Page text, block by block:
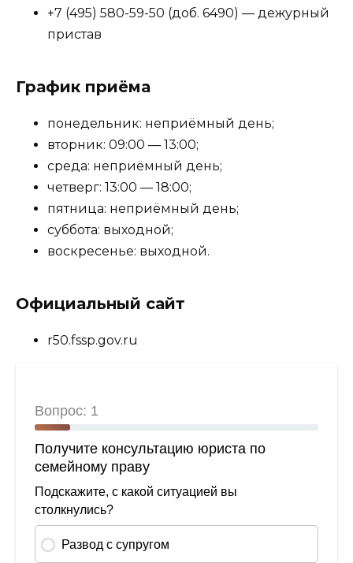
+7 (495) 580-59-50 (доб. 6490) — дежурный
пристав
График приёма
понедельник: неприёмный день;
вторник: 09:00 — 13:00;
среда: неприёмный день;
четверг: 13:00 — 18:00;
пятница: неприёмный день;
суббота: выходной;
воскресенье: выходной.
Официальный сайт
r50.fssp.gov.ru